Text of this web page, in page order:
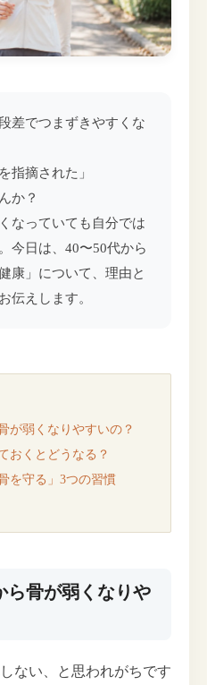
差でつまずきやすくな
指摘された」
か？
なっていても自分では
今日は、40〜50代から
康」について、理由と
伝えします。
が弱くなりやすいの？
おくとどうなる？
を守る」3つの習慣
骨が弱くなりや
ない、と思われがちです